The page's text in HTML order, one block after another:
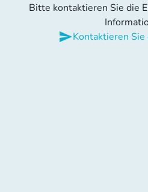
Bitte kontaktieren Sie die
sendKontaktieren